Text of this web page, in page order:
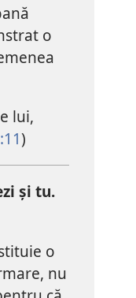
o
lui,
)
și tu.
o
nu